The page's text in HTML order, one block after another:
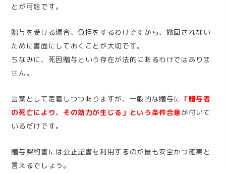
とが可能です。
贈与を受ける場合、負担をするわけですから、撤回されない
ために書面にしておくことが大切です。
ちなみに、死因贈与という存在が法的にあるわけではありま
せん。
言葉として定着しつつありますが、一般的な贈与に 「贈与者
の死亡により、その効力が生じる」という条件合意が付いて
いるだけです。
贈与契約書には公正証書を利用するのが最も安全かつ確実と
言えるでしょう。